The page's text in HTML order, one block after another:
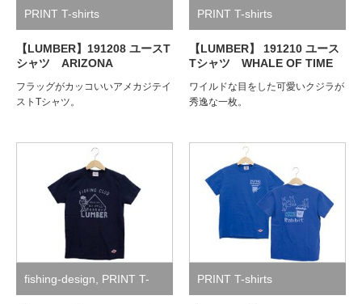
PRINT T-shirts
【LUMBER】191208 ユースT
シャツ ARIZONA
フラッグがカッコいいアメカジテイ
ストTシャツ。
PRINT T-shirts
【LUMBER】 191210 ユース
Tシャツ WHALE OF TIME
ワイルドな目をした可愛いクジラが
秀逸な一枚。
fishing-design PRINT T- PRINT T-shirts